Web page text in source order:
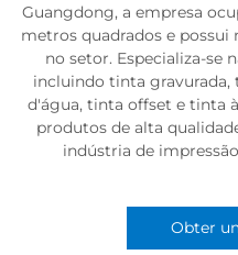
Guangdong, a empresa
metros quadrados e possui
no setor. Especializa-se
incluindo tinta gravurada,
d'água, tinta offset e tinta
produtos de alta
indústria de
Obter